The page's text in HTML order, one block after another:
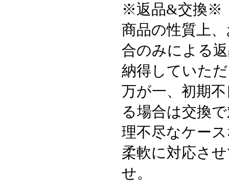
※返品&交換※
商品の性質上
合のみによる
納得していた
万が一、初期
る場合は交換
理不尽なケー
柔軟に対応さ
せ。